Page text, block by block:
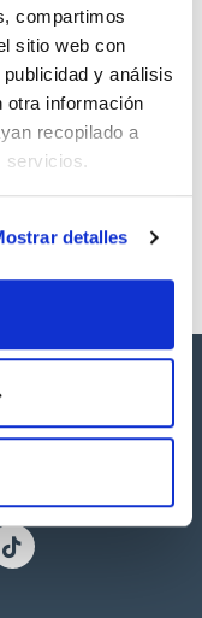
compartimos
sitio web con
y análisis
otra información
recopilado a
servicios.
detalles
son
en stock,